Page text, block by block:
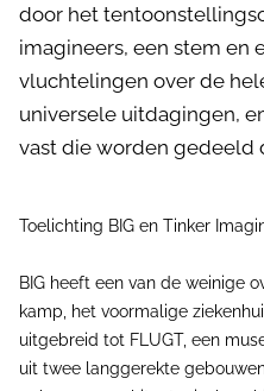
door het
imagineers, een stem en
vluchtelingen over de
universele uitdagingen,
vast die worden gedeeld
Toelichting BIG en Tinker
BIG heeft een van de weinige
kamp, het voormalige
uitgebreid tot FLUGT, een
uit twee langgerekte